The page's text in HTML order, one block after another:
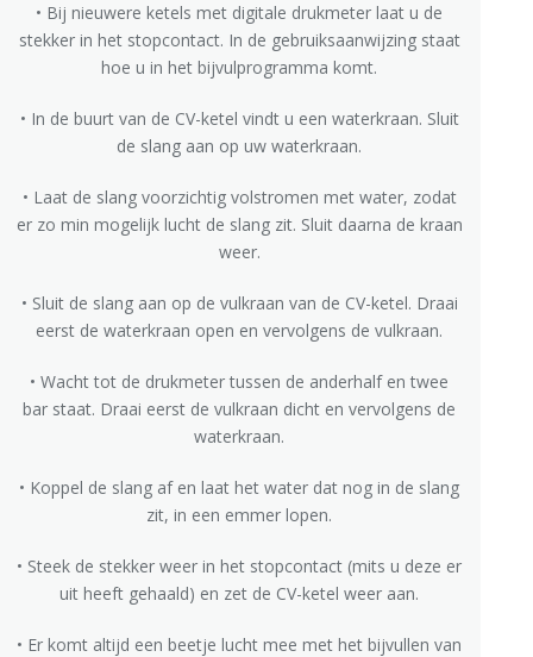
• Bij nieuwere ketels met digitale drukmeter laat u de
stekker in het stopcontact. In de gebruiksaanwijzing staat
hoe u in het bijvulprogramma komt.
• In de buurt van de CV-ketel vindt u een waterkraan. Sluit
de slang aan op uw waterkraan.
• Laat de slang voorzichtig volstromen met water, zodat
er zo min mogelijk lucht de slang zit. Sluit daarna de kraan
weer.
• Sluit de slang aan op de vulkraan van de CV-ketel. Draai
eerst de waterkraan open en vervolgens de vulkraan.
• Wacht tot de drukmeter tussen de anderhalf en twee
bar staat. Draai eerst de vulkraan dicht en vervolgens de
waterkraan.
• Koppel de slang af en laat het water dat nog in de slang
zit, in een emmer lopen.
• Steek de stekker weer in het stopcontact (mits u deze er
uit heeft gehaald) en zet de CV-ketel weer aan.
• Er komt altijd een beetje lucht mee met het bijvullen van